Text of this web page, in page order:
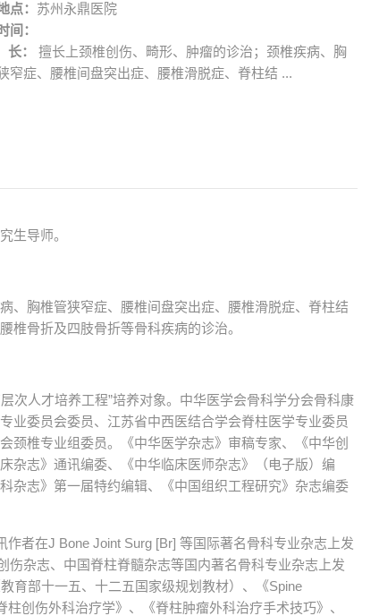
点： 苏州永鼎医院
间：
：
擅长上颈椎创伤、畸形、肿瘤的诊治；颈椎疾病、胸
窄症、腰椎间盘突出症、腰椎滑脱症、脊柱结 ...
生导师。
、胸椎管狭窄症、腰椎间盘突出症、腰椎滑脱症、脊柱结
椎骨折及四肢骨折等骨科疾病的诊治。
次人才培养工程”培养对象。中华医学会骨科学分会骨科康
业委员会委员、江苏省中西医结合学会脊柱医学专业委员
颈椎专业组委员。《中华医学杂志》审稿专家、《中华创
杂志》通讯编委、《中华临床医师杂志》（电子版）编
杂志》第一届特约编辑、《中国组织工程研究》杂志编委
者在J Bone Joint Surg [Br] 等国际著名骨科专业杂志上发
伤杂志、中国脊柱脊髓杂志等国内著名骨科专业杂志上发
育部十一五、十二五国家级规划教材）、《Spine
创伤外科治疗学》、《脊柱肿瘤外科治疗手术技巧》、